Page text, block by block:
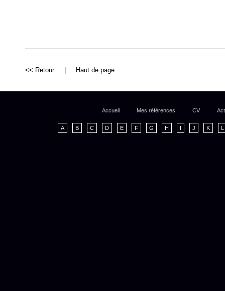
<< Retour Haut de page
Accueil Mes références CV
A B C D E F G H I J K L